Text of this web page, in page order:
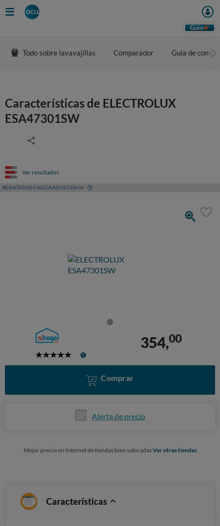
Guio
Todo sobre lavavajillas Comparador Guía de
Características de ELECTROLUX
ESA47301SW
Ver resultados
RESULTADOS CALCULADOS CON IA
5
354,00
Comprar
Alerta de precio
Mejor precio en Internet de tiendas bien valoradasVer otras tiendas
Características